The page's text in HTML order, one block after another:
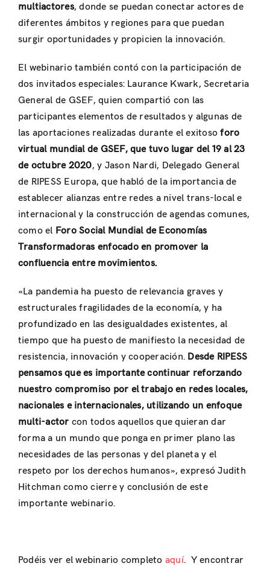
multiactores, donde se puedan conectar actores de
diferentes ámbitos y regiones para que puedan
surgir oportunidades y propicien la innovación.
El webinario también contó con la participación de
dos invitados especiales: Laurance Kwark, Secretaria
General de GSEF, quien compartió con las
participantes elementos de resultados y algunas de
las aportaciones realizadas durante el exitosoforo
virtual mundial de GSEF, que tuvo lugar del 19 al 23
de octubre 2020, y Jason Nardi, Delegado General
de RIPESS Europa, que habló de la importancia de
establecer alianzas entre redes a nivel trans-local e
internacional y la construcción de agendas comunes,
como el Foro Social Mundial de Economías
Transformadoras enfocado en promover la
confluencia entre movimientos.
«La pandemia ha puesto de relevancia graves y
estructurales fragilidades de la economía, y ha
profundizado en las desigualdades existentes, al
tiempo que ha puesto de manifiesto la necesidad de
resistencia, innovación y cooperación. Desde RIPESS
pensamos que es importante continuar reforzando
nuestro compromiso por el trabajo en redes locales,
nacionales e internacionales, utilizando un enfoque
multi-actor con todos aquellos que quieran dar
forma a un mundo que ponga en primer plano las
necesidades de las personas y del planeta y el
respeto por los derechos humanos», expresó Judith
Hitchman como cierre y conclusión de este
importante webinario.
Podéis ver el webinario completo aquí. Y encontrar